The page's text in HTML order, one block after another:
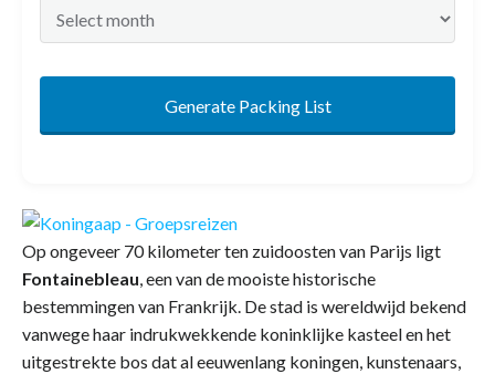
Generate Packing List
Op ongeveer 70 kilometer ten zuidoosten van Parijs ligt
Fontainebleau, een van de mooiste historische
bestemmingen van Frankrijk. De stad is wereldwijd bekend
vanwege haar indrukwekkende koninklijke kasteel en het
uitgestrekte bos dat al eeuwenlang koningen, kunstenaars,